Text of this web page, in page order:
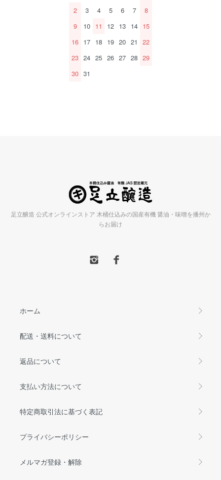
2
3 4 5 6 7
8
9
10 11 12 13 14 15
16 17 18 19 20 21
22
23 24 25 26 27 28 29
30 31
足立醸造 公式オンラインストア 木桶仕込みの国産有機 醤油・味噌を播州か
らお届け
ホーム
配送・送料について
返品について
支払い方法について
特定商取引法に基づく表記
プライバシーポリシー
メルマガ登録・解除